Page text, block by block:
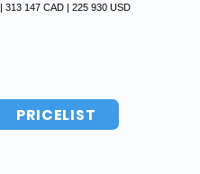
313 147 CAD | 225 930 USD
PRICELIST